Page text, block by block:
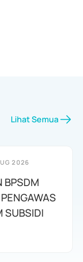
Lihat Semua
2026
BPSDM
SUBSIDI